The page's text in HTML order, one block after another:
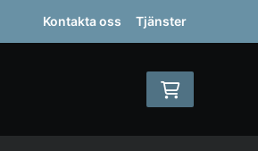
Kontakta oss Tjänster